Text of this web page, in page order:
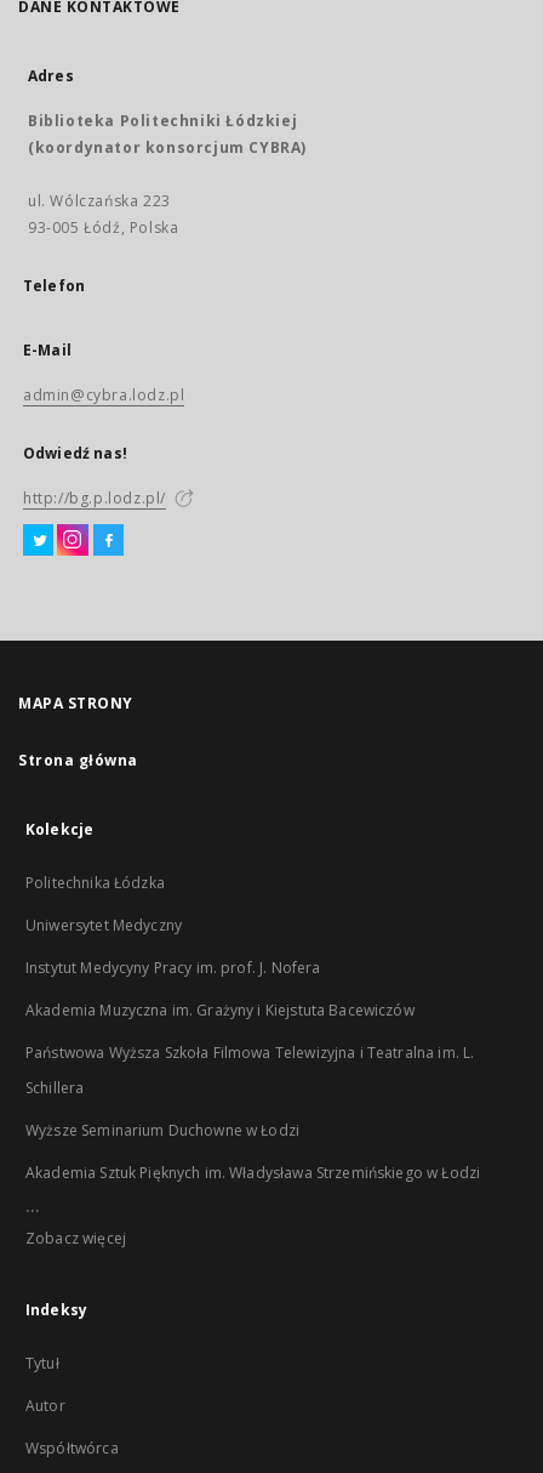
DANE KONTAKTOWE
Adres
Biblioteka Politechniki Łódzkiej
(koordynator konsorcjum CYBRA)
ul. Wólczańska 223
93-005 Łódź, Polska
Telefon
E-Mail
admin@cybra.lodz.pl
Odwiedź nas!
http://bg.p.lodz.pl/
MAPA STRONY
Strona główna
Kolekcje
Politechnika Łódzka
Uniwersytet Medyczny
Instytut Medycyny Pracy im. prof. J. Nofera
Akademia Muzyczna im. Grażyny i Kiejstuta Bacewiczów
Państwowa Wyższa Szkoła Filmowa Telewizyjna i Teatralna im. L.
Schillera
Wyższe Seminarium Duchowne w Łodzi
Akademia Sztuk Pięknych im. Władysława Strzemińskiego w Łodzi
...
Zobacz więcej
Indeksy
Tytuł
Autor
Współtwórca